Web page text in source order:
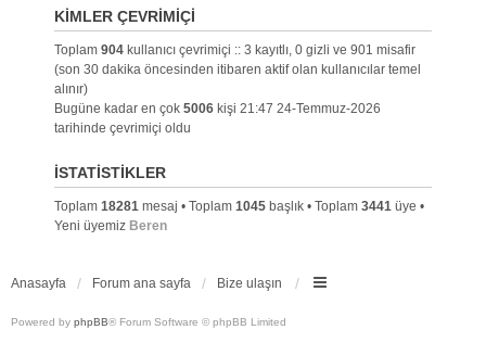
KIMLER ÇEVRIMIÇI
Toplam 904kullanıcı çevrimiçi :: 3 kayıtlı, 0 gizli ve 901 misafir
(son 30 dakika öncesinden itibaren aktif olan kullanıcılar temel
alınır)
Bugüne kadar en çok 5006kişi 21:47 24-Temmuz-2026
tarihinde çevrimiçi oldu
İSTATISTIKLER
Toplam 18281mesaj • Toplam 1045başlık • Toplam 3441üye •
Yeni üyemiz Beren
Anasayfa Forum ana sayfa Bize ulaşın
Powered by phpBB® Forum Software © phpBB Limited